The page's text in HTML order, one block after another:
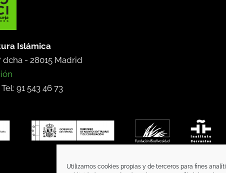
Utilizamos cookies propias y de terceros para fines
Islámica
dcha - 28015 Madrid
Tel: 91 543 46 73